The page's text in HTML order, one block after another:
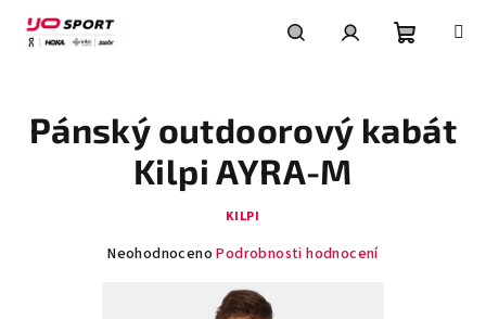
obsah
košík
Pánský outdoorový kabát
Kilpi AYRA-M
KILPI
Průměrné
Neohodnoceno Podrobnosti hodnocení